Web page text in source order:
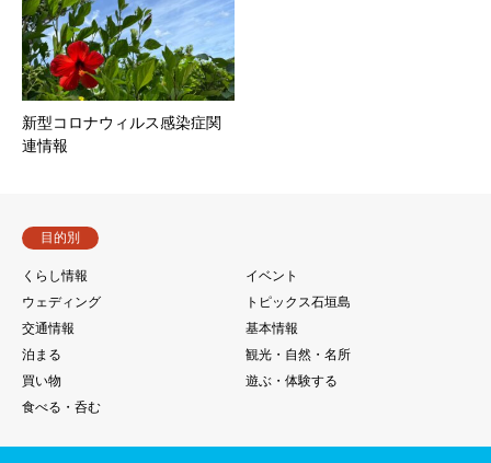
新型コロナウィルス感染症関
連情報
目的別
くらし情報
イベント
ウェディング
トピックス石垣島
交通情報
基本情報
泊まる
観光・自然・名所
買い物
遊ぶ・体験する
食べる・呑む